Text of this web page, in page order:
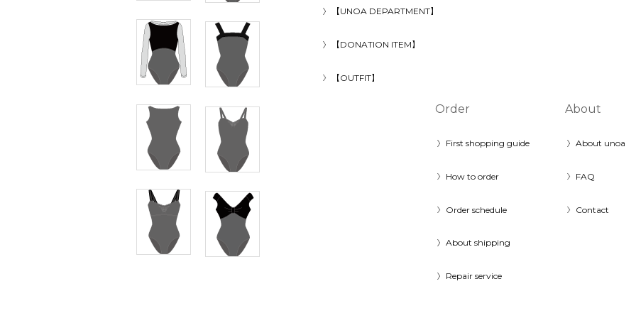
【UNOA DEPARTMENT】
【DONATION ITEM】
【OUTFIT】
Order
First shopping guide
How to order
Order schedule
About shipping
Repair service
About
About unoa
FAQ
Contact